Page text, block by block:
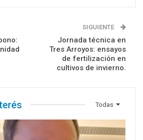
SIGUIENTE
Jornada técnica en
Tres Arroyos: ensayos
de fertilización en
cultivos de invierno.
Todas